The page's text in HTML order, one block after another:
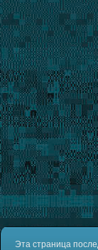
Эта страница